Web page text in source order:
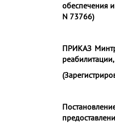
обеспечения
N 73766)
ПРИКАЗ